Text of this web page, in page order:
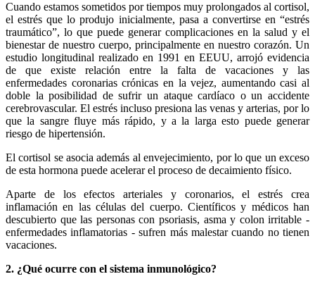
Cuando estamos sometidos por tiempos muy prolongados al cortisol,
el estrés que lo produjo inicialmente, pasa a convertirse en “estrés
traumático”, lo que puede generar complicaciones en la salud y el
bienestar de nuestro cuerpo, principalmente en nuestro corazón. Un
estudio longitudinal realizado en 1991 en EEUU, arrojó evidencia
de que existe relación entre la falta de vacaciones y las
enfermedades coronarias crónicas en la vejez, aumentando casi al
doble la posibilidad de sufrir un ataque cardíaco o un accidente
cerebrovascular. El estrés incluso presiona las venas y arterias, por lo
que la sangre fluye más rápido, y a la larga esto puede generar
riesgo de hipertensión.
El cortisol se asocia además al envejecimiento, por lo que un exceso
de esta hormona puede acelerar el proceso de decaimiento físico.
Aparte de los efectos arteriales y coronarios, el estrés crea
inflamación en las células del cuerpo. Científicos y médicos han
descubierto que las personas con psoriasis, asma y colon irritable -
enfermedades inflamatorias - sufren más malestar cuando no tienen
vacaciones.
2. ¿Qué ocurre con el sistema inmunológico?